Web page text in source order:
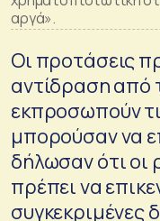
αργά».
Οι προτάσεις
αντίδραση από
εκπροσωπούν
μπορούσαν να
δήλωσαν ότι οι
πρέπει να
συγκεκριμένες